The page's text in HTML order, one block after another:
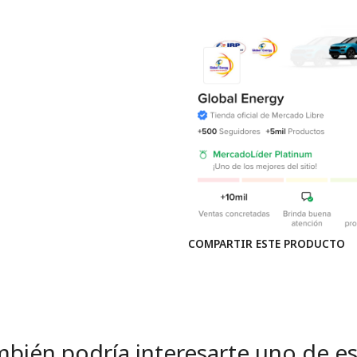
COMPARTIR ESTE PRODUCTO